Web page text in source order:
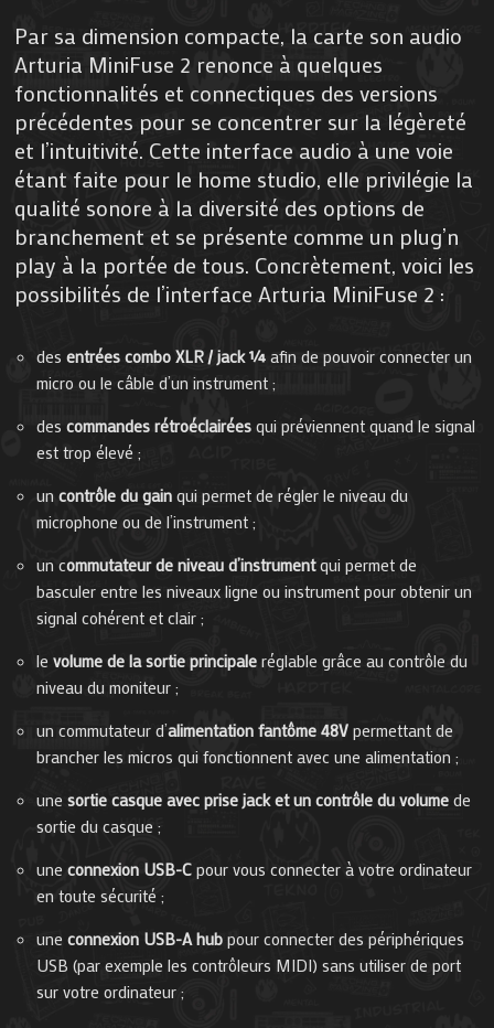
Par sa dimension compacte, la carte son audio
Arturia MiniFuse 2 renonce à quelques
fonctionnalités et connectiques des versions
précédentes pour se concentrer sur la légèreté
et l’intuitivité. Cette interface audio à une voie
étant faite pour le home studio, elle privilégie la
qualité sonore à la diversité des options de
branchement et se présente comme un plug’n
play à la portée de tous. Concrètement, voici les
possibilités de l’interface Arturia MiniFuse 2 :
desentrées combo XLR / jack ¼ afin de pouvoir connecter un
micro ou le câble d’un instrument ;
descommandes rétroéclairées qui préviennent quand le signal
est trop élevé ;
uncontrôle du gain qui permet de régler le niveau du
microphone ou de l’instrument ;
un commutateur de niveau d’instrumentqui permet de
basculer entre les niveaux ligne ou instrument pour obtenir un
signal cohérent et clair ;
levolume de la sortie principale réglable grâce au contrôle du
niveau du moniteur ;
un commutateur d’alimentation fantôme 48V permettant de
brancher les micros qui fonctionnent avec une alimentation ;
unesortie casque avec prise jack et un contrôle du volume de
sortie du casque ;
uneconnexion USB-C pour vous connecter à votre ordinateur
en toute sécurité ;
uneconnexion USB-A hub pour connecter des périphériques
USB (par exemple les contrôleurs MIDI) sans utiliser de port
sur votre ordinateur ;